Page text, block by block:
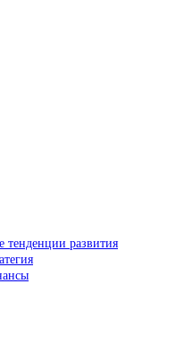
тенденции развития